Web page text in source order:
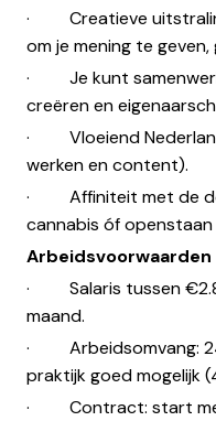
· Creatieve
om je mening te geven,
· Je kunt
creëren en
· Vloeiend
werken en content).
· Affiniteit met de
cannabis óf
Arbeidsvoorwaarden
· Salaris tussen
maand.
· Arbeidsomvang:
praktijk goed mogelijk
· Contract: start met